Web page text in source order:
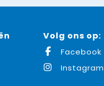
Volg ons op:
Facebook
Instagram